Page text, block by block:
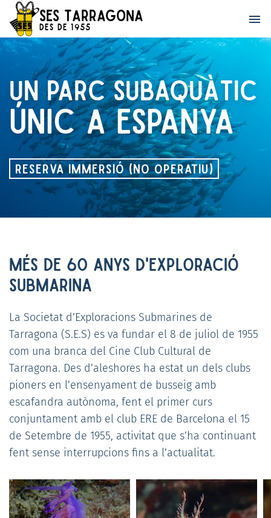
SES Tarragona
Des de 1955 menu
UN PARC SUBAQUÀTIC
ÚNIC A ESPANYA
RESERVA IMMERSIÓ (NO OPERATIU)
MÉS DE 60 ANYS D'EXPLORACIÓ
SUBMARINA
La Societat d’Exploracions Submarines de
Tarragona (S.E.S) es va fundar el 8 de juliol de 1955
com una branca del Cine Club Cultural de
Tarragona. Des d’aleshores ha estat un dels clubs
pioners en l’ensenyament de busseig amb
escafandra autònoma, fent el primer curs
conjuntament amb el club ERE de Barcelona el 15
de Setembre de 1955, activitat que s’ha continuant
fent sense interrupcions fins a l’actualitat.